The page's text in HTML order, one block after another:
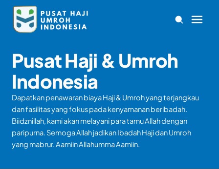
Pusat Haji & Umroh
Indonesia
Dapatkan penawaran biaya Haji & Umroh yang terjangkau
dan fasilitas yang fokus pada kenyamanan beribadah.
Biidznillah, kami akan melayani para tamu Allah dengan
paripurna. Semoga Allah jadikan Ibadah Haji dan Umroh
yang mabrur. Aamiin Allahumma Aamiin.